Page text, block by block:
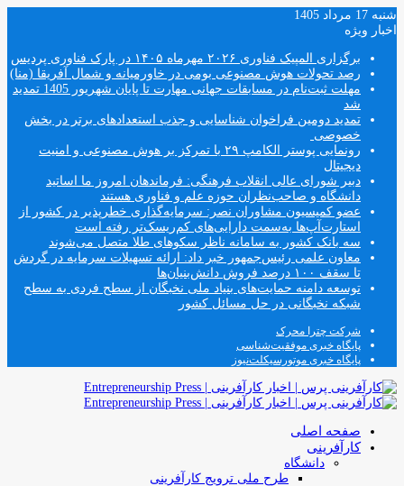
شنبه 17 مرداد 1405
اخبار ویژه
برگزاری المپیک فناوری ۲۰۲۶ مهرماه ۱۴۰۵ در پارک فناوری پردیس
رصد تحولات هوش مصنوعی بومی در خاورمیانه و شمال آفریقا (منا)
مهلت ثبت‌نام در مسابقات جهانی مهارت تا پایان شهریور 1405 تمدید
شد
تمدید دومین فراخوان شناسایی و جذب استعدادهای برتر در بخش
خصوصی
رونمایی پوستر الکامپ ۲۹ با تمرکز بر هوش مصنوعی و امنیت
دیجیتال
دبیر شورای عالی انقلاب فرهنگی: فرماندهان امروز ما اساتید
دانشگاه و صاحب‌نظران حوزه علم و فناوری هستند
عضو کمیسیون مشاوران نصر: سرمایه‌گذاری خطرپذیر در کشور از
استارت‌آپ‌ها به‌سمت دارایی‌های کم‌ریسک‌تر رفته است
سه بانک کشور به سامانه ناظر سکوهای طلا متصل می‌شوند
معاون علمی رئیس‌جمهور خبر داد: ارائه تسهیلات سرمایه در گردش
تا سقف ۱۰۰ درصد فروش دانش‌بنیان‌ها
توسعه دامنه حمایت‌های بنیاد ملی نخبگان از سطح فردی به سطح
شبکه نخبگانی در حل مسائل کشور
شرکت چترا محرک
پایگاه خبری موفقیت‌شناسی
پایگاه خبری موتورسیکلت‌نیوز
صفحه اصلی
کارآفرینی
دانشگاه
طرح ملی ترویج کارآفرینی